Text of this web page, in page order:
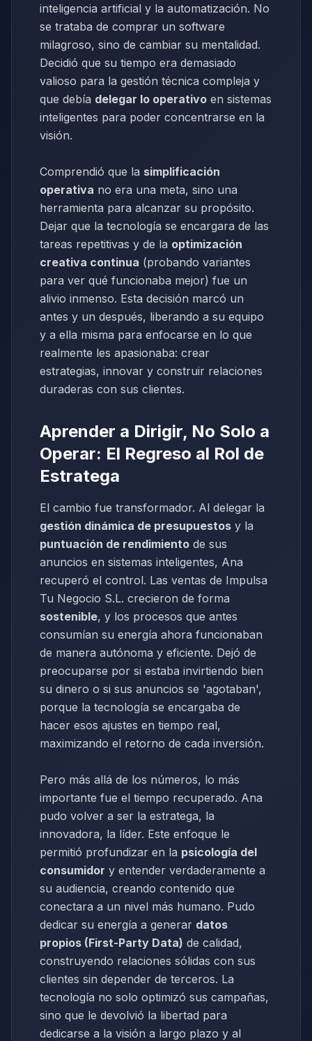
inteligencia artificial y la automatización. No
se trataba de comprar un software
milagroso, sino de cambiar su mentalidad.
Decidió que su tiempo era demasiado
valioso para la gestión técnica compleja y
que debía delegar lo operativo en sistemas
inteligentes para poder concentrarse en la
visión.
Comprendió que la simplificación
operativa no era una meta, sino una
herramienta para alcanzar su propósito.
Dejar que la tecnología se encargara de las
tareas repetitivas y de la optimización
creativa continua (probando variantes
para ver qué funcionaba mejor) fue un
alivio inmenso. Esta decisión marcó un
antes y un después, liberando a su equipo
y a ella misma para enfocarse en lo que
realmente les apasionaba: crear
estrategias, innovar y construir relaciones
duraderas con sus clientes.
Aprender a Dirigir, No Solo a
Operar: El Regreso al Rol de
Estratega
El cambio fue transformador. Al delegar la
gestión dinámica de presupuestos y la
puntuación de rendimiento de sus
anuncios en sistemas inteligentes, Ana
recuperó el control. Las ventas de Impulsa
Tu Negocio S.L. crecieron de forma
sostenible, y los procesos que antes
consumían su energía ahora funcionaban
de manera autónoma y eficiente. Dejó de
preocuparse por si estaba invirtiendo bien
su dinero o si sus anuncios se 'agotaban',
porque la tecnología se encargaba de
hacer esos ajustes en tiempo real,
maximizando el retorno de cada inversión.
Pero más allá de los números, lo más
importante fue el tiempo recuperado. Ana
pudo volver a ser la estratega, la
innovadora, la líder. Este enfoque le
permitió profundizar en la psicología del
consumidor y entender verdaderamente a
su audiencia, creando contenido que
conectara a un nivel más humano. Pudo
dedicar su energía a generar datos
propios (First-Party Data) de calidad,
construyendo relaciones sólidas con sus
clientes sin depender de terceros. La
tecnología no solo optimizó sus campañas,
sino que le devolvió la libertad para
dedicarse a la visión a largo plazo y al